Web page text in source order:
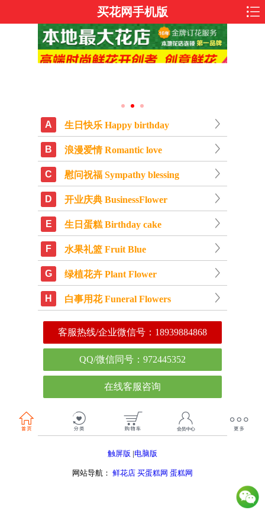
买花网手机版
A 生日快乐 Happy birthday
B 浪漫爱情 Romantic love
C 慰问祝福 Sympathy blessing
D 开业庆典 BusinessFlower
E 生日蛋糕 Birthday cake
F 水果礼篮 Fruit Blue
G 绿植花卉 Plant Flower
H 白事用花 Funeral Flowers
客服热线/企业微信号： 18939884868
QQ/微信同号：972445352
在线客服咨询
触屏版 |电脑版
网站导航： 鲜花店 买蛋糕网 蛋糕网